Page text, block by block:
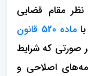
مقام قضایی
ماده 520 قانون
صورتی که شرایط
اصلاحی و